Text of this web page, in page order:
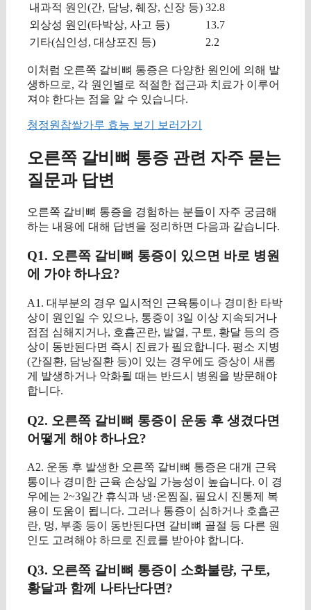
내과적 원인(간, 담낭, 췌장, 신장 등) 32.8
외상성 원인(타박상, 사고 등)
13.7
기타(심인성, 대상포진 등)
2.2
이처럼 오른쪽 갈비뼈 통증은 다양한 원인에 의해 발
생하므로, 각 원인별로 적절한 접근과 치료가 이루어
져야 한다는 점을 알 수 있습니다.
청정원찹쌀가루 효능 보기 보러가기
오른쪽 갈비뼈 통증 관련 자주 묻는
질문과 답변
오른쪽 갈비뼈 통증을 경험하는 분들이 자주 궁금해
하는 내용에 대해 답변을 정리하면 다음과 같습니다.
Q1. 오른쪽 갈비뼈 통증이 있으면 바로 병원
에 가야 하나요?
A1. 대부분의 경우 일시적인 근육통이나 경미한 타박
상이 원인일 수 있으나, 통증이 3일 이상 지속되거나
점점 심해지거나, 호흡곤란, 발열, 구토, 황달 등의 증
상이 동반된다면 즉시 진료가 필요합니다. 평소 지병
(간질환, 담낭질환 등)이 있는 경우에도 증상이 새롭
게 발생하거나 악화될 때는 반드시 병원을 방문해야
합니다.
Q2. 오른쪽 갈비뼈 통증이 운동 후 생겼다면
어떻게 해야 하나요?
A2. 운동 후 발생한 오른쪽 갈비뼈 통증은 대개 근육
통이나 경미한 근육 손상일 가능성이 높습니다. 이 경
우에는 2~3일간 휴식과 냉·온찜질, 필요시 진통제 복
용이 도움이 됩니다. 그러나 통증이 심하거나 호흡곤
란, 멍, 부종 등이 동반된다면 갈비뼈 골절 등 다른 원
인도 고려해야 하므로 진료를 받아야 합니다.
Q3. 오른쪽 갈비뼈 통증이 소화불량, 구토,
황달과 함께 나타난다면?